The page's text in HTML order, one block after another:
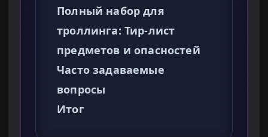
Полный набор для
троллинга: Тир-лист
предметов и опасностей
Часто задаваемые
вопросы
Итог